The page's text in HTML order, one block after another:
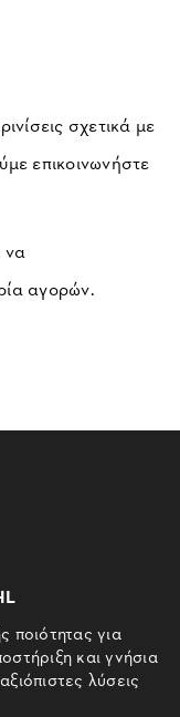
σχετικά με
επικοινωνήστε
να
αγορών.
για
και γνήσια
λύσεις